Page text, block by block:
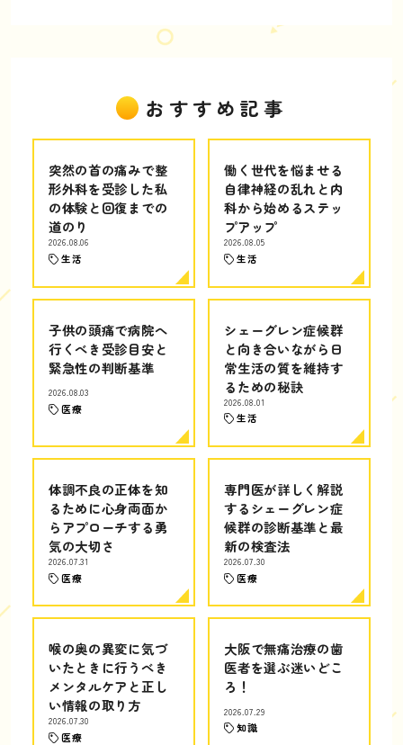
おすすめ記事
突然の首の痛みで整
形外科を受診した私
の体験と回復までの
道のり
2026.08.06
生活
働く世代を悩ませる
自律神経の乱れと内
科から始めるステッ
プアップ
2026.08.05
生活
子供の頭痛で病院へ
行くべき受診目安と
緊急性の判断基準
2026.08.03
医療
シェーグレン症候群
と向き合いながら日
常生活の質を維持す
るための秘訣
2026.08.01
生活
体調不良の正体を知
るために心身両面か
らアプローチする勇
気の大切さ
2026.07.31
医療
専門医が詳しく解説
するシェーグレン症
候群の診断基準と最
新の検査法
2026.07.30
医療
喉の奥の異変に気づ
いたときに行うべき
メンタルケアと正し
い情報の取り方
2026.07.30
医療
大阪で無痛治療の歯
医者を選ぶ迷いどこ
ろ！
2026.07.29
知識